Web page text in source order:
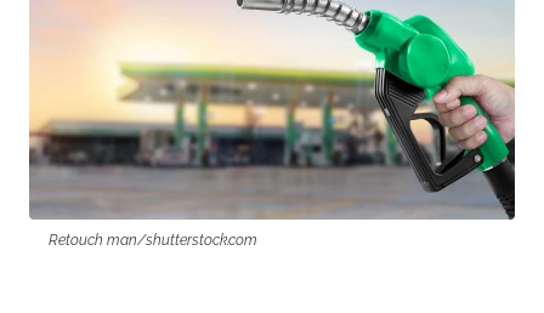
Retouch man/shutterstock.com